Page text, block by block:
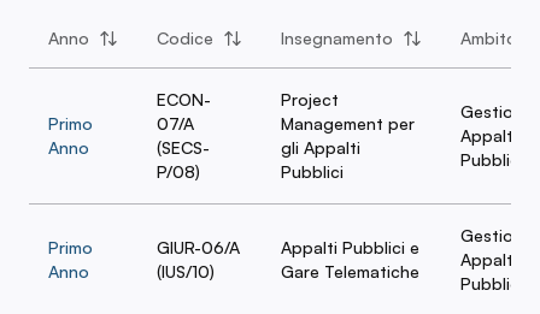
Anno Codice Insegnamento Ambito
Primo
Anno
ECON-
07/A
(SECS-
P/08)
Project
Management per
gli Appalti
Pubblici
Gestione
Appalti
Pubblici
Primo
Anno
GIUR-06/A
(IUS/10)
Appalti Pubblici e
Gare Telematiche
Gestione
Appalti
Pubblici